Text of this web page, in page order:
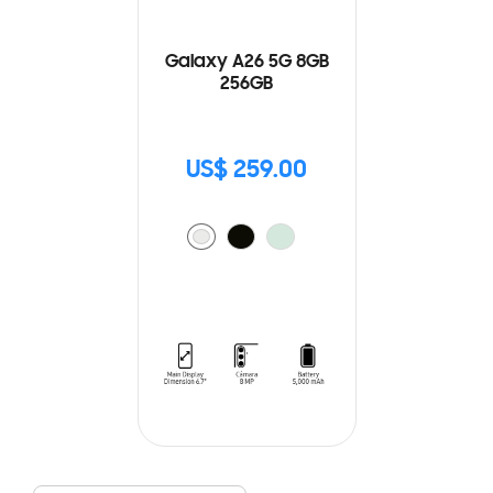
Galaxy A26 5G 8GB
256GB
US$ 259.00